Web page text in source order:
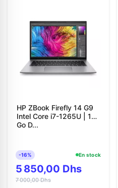
HP ZBook Firefly 14 G9
Intel Core i7-1265U | 16
Go D...
-16% En stock
5 850,00 Dhs
7 000,00 Dhs